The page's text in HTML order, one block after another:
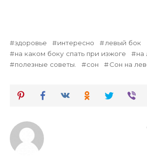
здоровье интересно
левый бок
на каком боку спать при изжоге
на
полезные советы.
сон Сон на